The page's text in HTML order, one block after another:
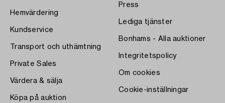
Hemvärdering
Kundservice
Transport och uthämtning
Private Sales
Värdera & sälja
Köpa på auktion
Press
Lediga tjänster
Bonhams - Alla auktioner
Integritetspolicy
Om cookies
Cookie-inställningar